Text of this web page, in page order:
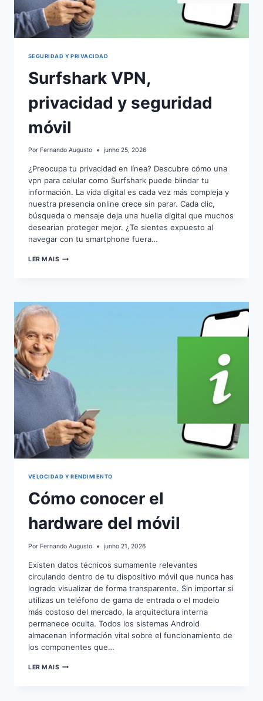
SEGURIDAD Y PRIVACIDAD
Surfshark VPN,
privacidad y seguridad
móvil
Por Fernando Augusto junho 25, 2026
¿Preocupa tu privacidad en línea? Descubre cómo una
vpn para celular como Surfshark puede blindar tu
información. La vida digital es cada vez más compleja y
nuestra presencia online crece sin parar. Cada clic,
búsqueda o mensaje deja una huella digital que muchos
desearían proteger mejor. ¿Te sientes expuesto al
navegar con tu smartphone fuera…
LER MAISSURFSHARK
MÓVIL
VELOCIDAD Y RENDIMIENTO
Cómo conocer el
hardware del móvil
Por Fernando Augusto junho 21, 2026
Existen datos técnicos sumamente relevantes
circulando dentro de tu dispositivo móvil que nunca has
logrado visualizar de forma transparente. Sin importar si
utilizas un teléfono de gama de entrada o el modelo
más costoso del mercado, la arquitectura interna
permanece oculta. Todos los sistemas Android
almacenan información vital sobre el funcionamiento de
los componentes que…
LER MAISCÓMO